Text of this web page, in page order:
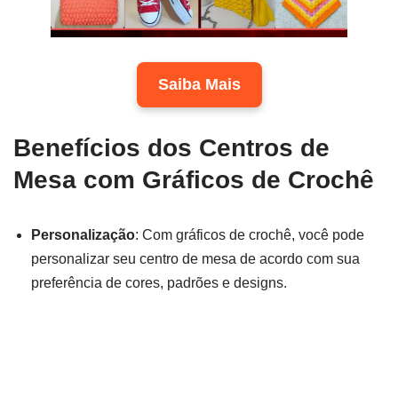
Saiba Mais
Benefícios dos Centros de
Mesa com Gráficos de Crochê
Personalização: Com gráficos de crochê, você pode
personalizar seu centro de mesa de acordo com sua
preferência de cores, padrões e designs.